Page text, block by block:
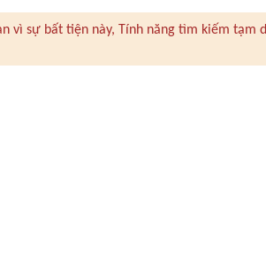
vì sự bất tiện này, Tính năng tìm kiếm